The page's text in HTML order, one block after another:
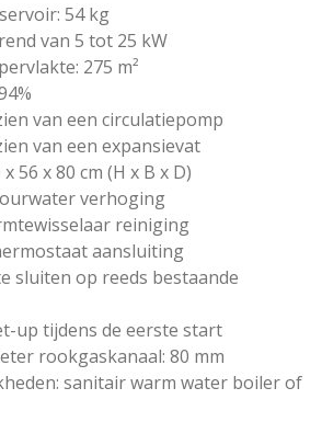
54 kg
van 5 tot 25 kW
275 m²
van een circulatiepomp
van een expansievat
56 x 80 cm (H x B x D)
verhoging
reiniging
aansluiting
sluiten op reeds bestaande
up tijdens de eerste start
rookgaskanaal: 80 mm
sanitair warm water boiler of